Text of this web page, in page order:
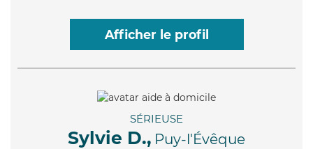
Afficher le profil
SÉRIEUSE
Sylvie D., Puy-l'Évêque